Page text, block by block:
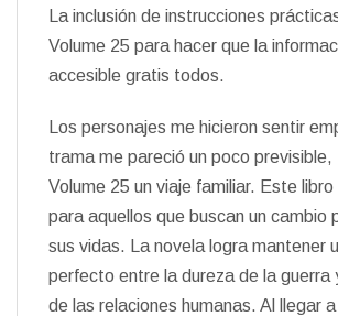
La inclusión de instrucciones
Volume 25 para hacer que la
accesible gratis todos.
Los personajes me hicieron sentir
trama me pareció un poco previsible,
Volume 25 un viaje familiar. Este libro
para aquellos que buscan un cambio
sus vidas. La novela logra mantener
perfecto entre la dureza de la guerra
de las relaciones humanas. Al llegar